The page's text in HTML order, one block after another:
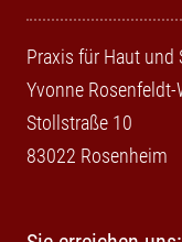
Praxis für Haut und
Yvonne Rosenfeldt-
Stollstraße 10
83022 Rosenheim